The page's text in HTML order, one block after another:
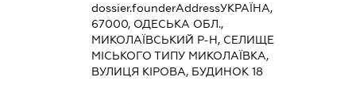
dossier.founderAddressУКРАЇНА,
67000, ОДЕСЬКА ОБЛ.,
МИКОЛАЇВСЬКИЙ Р-Н, СЕЛИЩЕ
МІСЬКОГО ТИПУ МИКОЛАЇВКА,
ВУЛИЦЯ КІРОВА, БУДИНОК 18